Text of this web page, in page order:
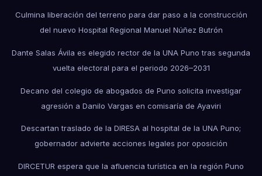
Culmina liberación del terreno para dar paso a la construcción
del nuevo Hospital Regional Manuel Núñez Butrón
Dante Salas Ávila es elegido rector de la UNA Puno tras segunda
vuelta electoral para el periodo 2026–2031
Decano del colegio de abogados de Puno solicita investigar
agresión a Danilo Vargas en comisaría de Ayaviri
Descartan traslado de la DIRESA al hospital de la UNA Puno;
gobernador advierte acciones legales por oposición
DIRCETUR espera que la afluencia turística en la región Puno